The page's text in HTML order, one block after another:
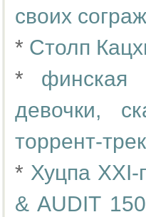
своих
* Столп
* финская
девочки,
торрент-
* Хуцпа XXI-
& AUDIT